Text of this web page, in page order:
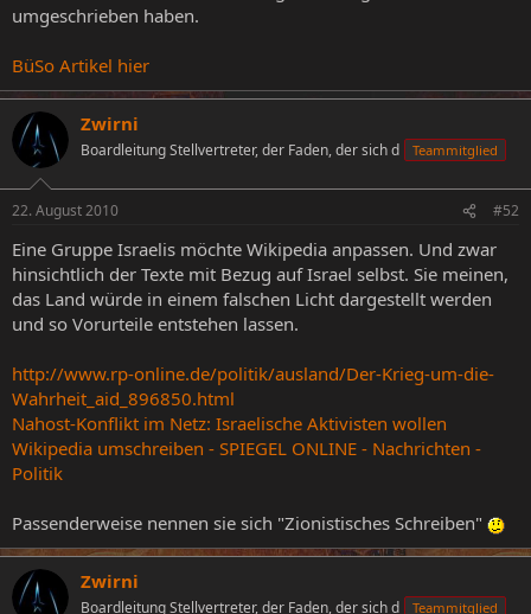
umgeschrieben haben.
BüSo Artikel hier
Zwirni
Boardleitung Stellvertreter, der Faden, der sich d Teammitglied
22. August 2010 #52
Eine Gruppe Israelis möchte Wikipedia anpassen. Und zwar
hinsichtlich der Texte mit Bezug auf Israel selbst. Sie meinen,
das Land würde in einem falschen Licht dargestellt werden
und so Vorurteile entstehen lassen.
http://www.rp-online.de/politik/ausland/Der-Krieg-um-die-
Wahrheit_aid_896850.html
Nahost-Konflikt im Netz: Israelische Aktivisten wollen
Wikipedia umschreiben - SPIEGEL ONLINE - Nachrichten -
Politik
Passenderweise nennen sie sich "Zionistisches Schreiben"
Zwirni
Boardleitung Stellvertreter, der Faden, der sich d Teammitglied